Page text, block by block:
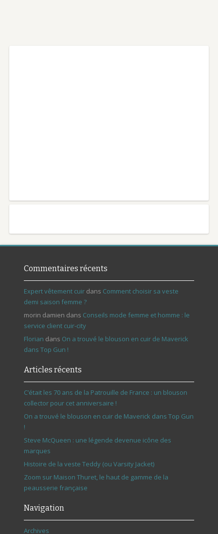
Commentaires récents
Expert vêtement cuirdans Comment choisir sa veste
demi saison femme ?
morin damien dans Conseils mode femme et homme : le
service client cuir-city
Florian dans On a trouvé le blouson en cuir de Maverick
dans Top Gun !
Articles récents
C’était les 70 ans de la Patrouille de France : un blouson
collector pour cet anniversaire !
On a trouvé le blouson en cuir de Maverick dans Top Gun
!
Steve McQueen : une légende devenue icône des
marques
Histoire de la veste Teddy (ou Varsity Jacket)
Zoom sur Maison Thuret, le haut de gamme de la
peausserie française
Navigation
Archives